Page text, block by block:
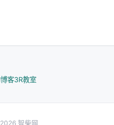
客3R教室
智柴网